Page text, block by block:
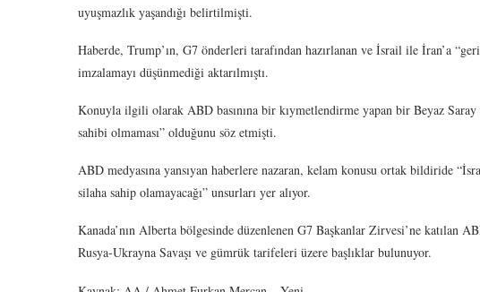
uyuşmazlık yaşandığı belirtilmişti.
Haberde, Trump’ın, G7 önderleri tarafından hazırlanan ve İsrail ile İran’a
imzalamayı düşünmediği aktarılmıştı.
Konuyla ilgili olarak ABD basınına bir kıymetlendirme yapan bir Beyaz
sahibi olmaması” olduğunu söz etmişti.
ABD medyasına yansıyan haberlere nazaran, kelam konusu ortak bildiride
silaha sahip olamayacağı” unsurları yer alıyor.
Kanada’nın Alberta bölgesinde düzenlenen G7 Başkanlar Zirvesi’ne katılan
Rusya-Ukrayna Savaşı ve gümrük tarifeleri üzere başlıklar bulunuyor.